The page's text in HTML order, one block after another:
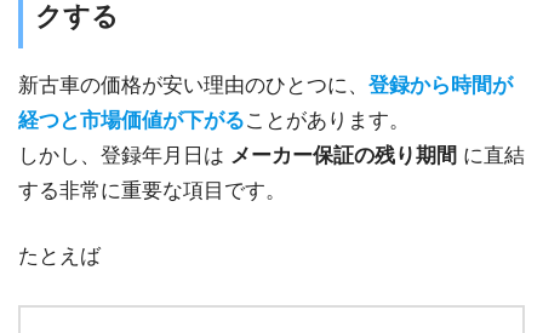
クする
新古車の価格が安い理由のひとつに、 登録から時間が
経つと市場価値が下がることがあります。
しかし、登録年月日は メーカー保証の残り期間 に直結
する非常に重要な項目です。
たとえば